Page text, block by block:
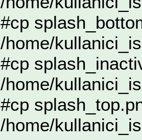
#cp
/home/
#cp
/home/
#cp
/home/